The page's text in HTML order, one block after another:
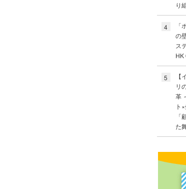
り
4
の
ス
HK
5
【
リ
革
ト
「
た